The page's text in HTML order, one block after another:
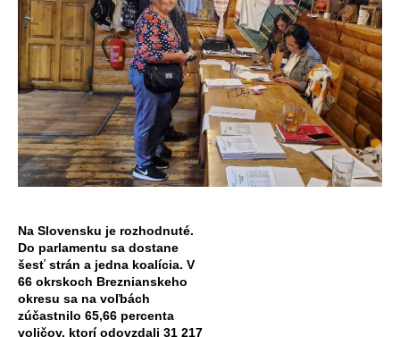
Na Slovensku je rozhodnuté.
Do parlamentu sa dostane
šesť strán a jedna koalícia. V
66 okrskoch Breznianskeho
okresu sa na voľbách
zúčastnilo 65,66 percenta
voličov, ktorí odovzdali 31 217